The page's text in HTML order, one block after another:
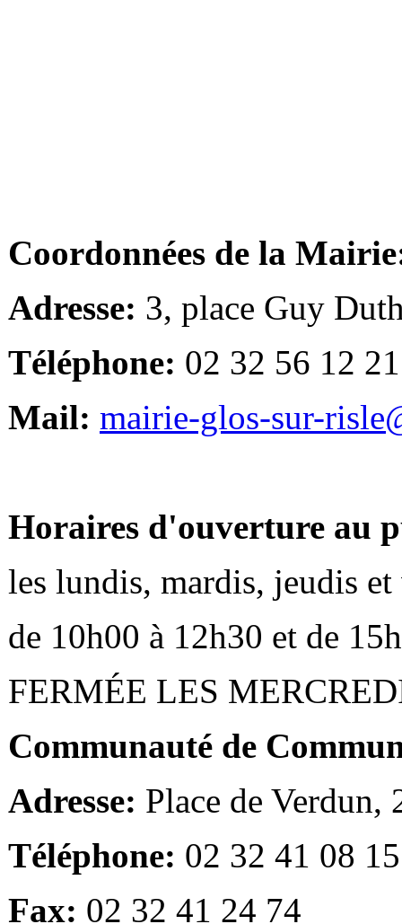
Coordonnées de la
Adresse: 3, place Guy
Téléphone: 02 32 56 12 21
Mail: mairie-glos-sur-
Horaires d'ouverture au
les lundis, mardis, jeudis et
de 10h00 à 12h30 et de
FERMÉE LES
Communauté de
Adresse: Place de Verdun,
Téléphone: 02 32 41 08 15
Fax: 02 32 41 24 74